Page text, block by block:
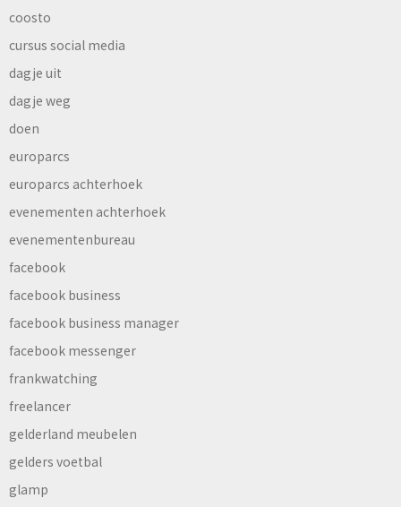
coosto
cursus social media
dagje uit
dagje weg
doen
europarcs
europarcs achterhoek
evenementen achterhoek
evenementenbureau
facebook
facebook business
facebook business manager
facebook messenger
frankwatching
freelancer
gelderland meubelen
gelders voetbal
glamp